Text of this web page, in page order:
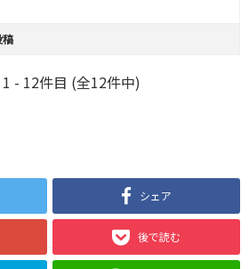
稿
- 12件目 (全12件中)
シェア
後で読む